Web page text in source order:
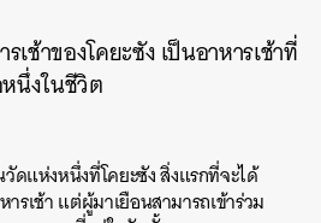
เช้าของโคยะซัง เป็นอาหารเช้าที่
นึ่งในชีวิต
ดแห่งหนึ่งที่โคยะซัง สิ่งแรกที่จะได้
รเช้า แต่ผู้มาเยือนสามารถเข้าร่วม